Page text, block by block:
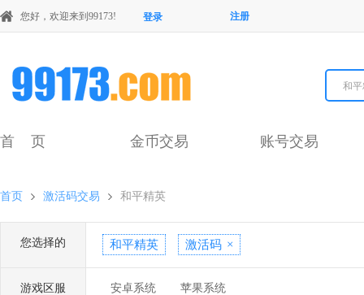
您好，欢迎来到99173! 登录 注册
和
首 页 金币交易 账号交易
首页 激活码交易 和平精英
您选择的 和平精英 激活码 ×
游戏区服 安卓系统 苹果系统